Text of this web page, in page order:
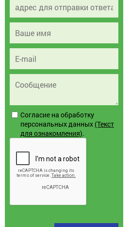
Согласие на обработку
персональных данных (Текст
для ознакомления).